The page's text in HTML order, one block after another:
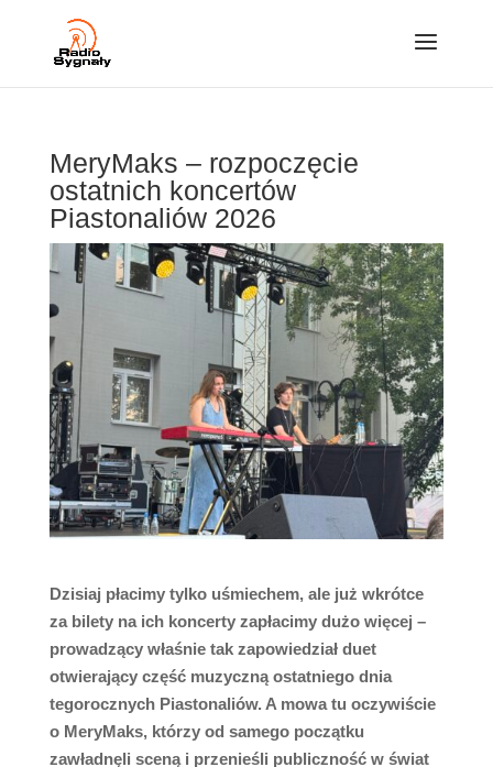
MeryMaks – rozpoczęcie
ostatnich koncertów
Piastonaliów 2026
Dzisiaj płacimy tylko uśmiechem, ale już wkrótce
za bilety na ich koncerty zapłacimy dużo więcej –
prowadzący właśnie tak zapowiedział duet
otwierający część muzyczną ostatniego dnia
tegorocznych Piastonaliów. A mowa tu oczywiście
o MeryMaks, którzy od samego początku
zawładnęli sceną i przenieśli publiczność w świat